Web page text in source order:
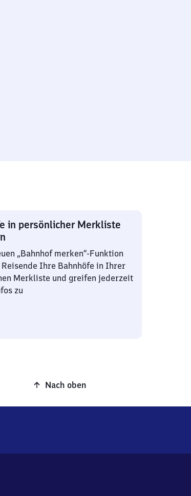
in persönlicher Merkliste
„Bahnhof merken“-Funktion
Ihre Bahnhöfe in Ihrer
Merkliste und greifen jederzeit
zu
Nach oben